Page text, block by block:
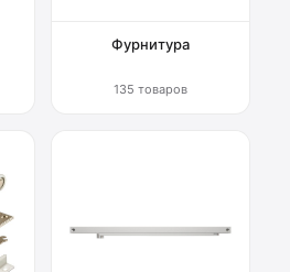
Фурнитура
135 товаров